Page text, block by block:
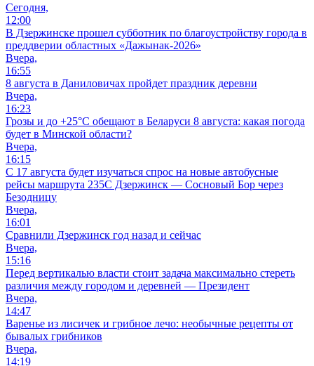
Сегодня,
12:00
В Дзержинске прошел субботник по благоустройству города в
преддверии областных «Дажынак-2026»
Вчера,
16:55
8 августа в Даниловичах пройдет праздник деревни
Вчера,
16:23
Грозы и до +25°С обещают в Беларуси 8 августа: какая погода
будет в Минской области?
Вчера,
16:15
С 17 августа будет изучаться спрос на новые автобусные
рейсы маршрута 235С Дзержинск — Сосновый Бор через
Безодницу
Вчера,
16:01
Сравнили Дзержинск год назад и сейчас
Вчера,
15:16
Перед вертикалью власти стоит задача максимально стереть
различия между городом и деревней — Президент
Вчера,
14:47
Варенье из лисичек и грибное лечо: необычные рецепты от
бывалых грибников
Вчера,
14:19